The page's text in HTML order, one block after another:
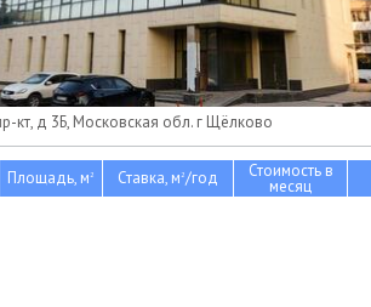
кт, д 3Б, Московская обл. г Щёлково
Площадь, м2 Ставка, м2/год Стоимость в
месяц